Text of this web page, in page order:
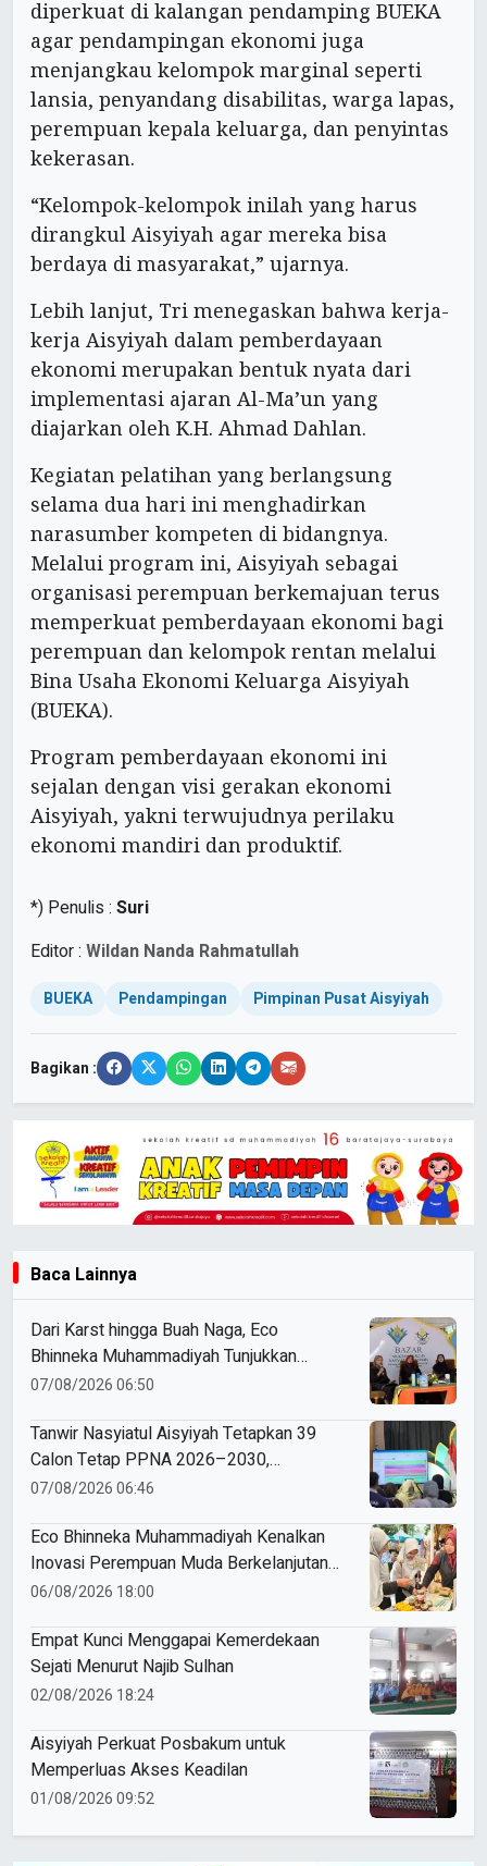
diperkuat di kalangan pendamping BUEKA
agar pendampingan ekonomi juga
menjangkau kelompok marginal seperti
lansia, penyandang disabilitas, warga lapas,
perempuan kepala keluarga, dan penyintas
kekerasan.
“Kelompok-kelompok inilah yang harus
dirangkul Aisyiyah agar mereka bisa
berdaya di masyarakat,” ujarnya.
Lebih lanjut, Tri menegaskan bahwa kerja-
kerja Aisyiyah dalam pemberdayaan
ekonomi merupakan bentuk nyata dari
implementasi ajaran Al-Ma’un yang
diajarkan oleh K.H. Ahmad Dahlan.
Kegiatan pelatihan yang berlangsung
selama dua hari ini menghadirkan
narasumber kompeten di bidangnya.
Melalui program ini, Aisyiyah sebagai
organisasi perempuan berkemajuan terus
memperkuat pemberdayaan ekonomi bagi
perempuan dan kelompok rentan melalui
Bina Usaha Ekonomi Keluarga Aisyiyah
(BUEKA).
Program pemberdayaan ekonomi ini
sejalan dengan visi gerakan ekonomi
Aisyiyah, yakni terwujudnya perilaku
ekonomi mandiri dan produktif.
*) Penulis : Suri
Editor : Wildan Nanda Rahmatullah
BUEKA Pendampingan Pimpinan Pusat Aisyiyah
Bagikan :
Baca Lainnya
Dari Karst hingga Buah Naga, Eco
Bhinneka Muhammadiyah Tunjukkan
Kekuatan Potensi Lokal di Muktamar
07/08/2026 06:50
Tanwir Nasyiatul Aisyiyah Tetapkan 39
Calon Tetap PPNA 2026–2030,
Pemilihan Gunakan Sistem E-Voting
07/08/2026 06:46
Eco Bhinneka Muhammadiyah Kenalkan
Inovasi Perempuan Muda Berkelanjutan
di Muktamar Nasyiatul Aisyiyah
06/08/2026 18:00
Empat Kunci Menggapai Kemerdekaan
Sejati Menurut Najib Sulhan
02/08/2026 18:24
Aisyiyah Perkuat Posbakum untuk
Memperluas Akses Keadilan
01/08/2026 09:52